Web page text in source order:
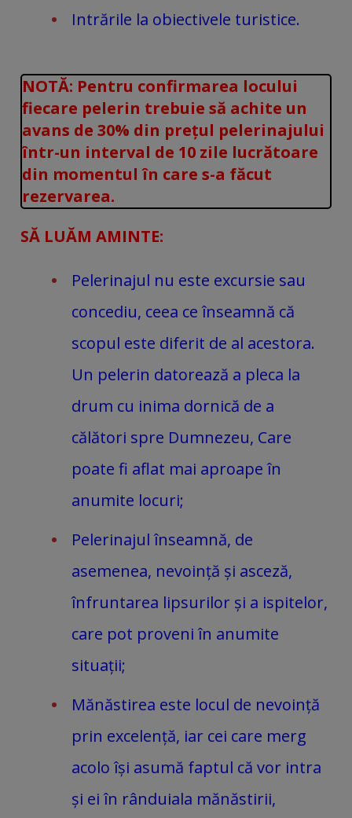
Intrările la obiectivele turistice.
NOTĂ: Pentru confirmarea locului
fiecare pelerin trebuie să achite un
avans de 30% din prețul pelerinajului
într-un interval de 10 zile lucrătoare
din momentul în care s-a făcut
rezervarea.
SĂ LUĂM AMINTE:
Pelerinajul nu este excursie sau
concediu, ceea ce înseamnă că
scopul este diferit de al acestora.
Un pelerin datorează a pleca la
drum cu inima dornică de a
călători spre Dumnezeu, Care
poate fi aflat mai aproape în
anumite locuri;
Pelerinajul înseamnă, de
asemenea, nevoință și asceză,
înfruntarea lipsurilor și a ispitelor,
care pot proveni în anumite
situații;
Mănăstirea este locul de nevoință
prin excelență, iar cei care merg
acolo își asumă faptul că vor intra
și ei în rânduiala mănăstirii,